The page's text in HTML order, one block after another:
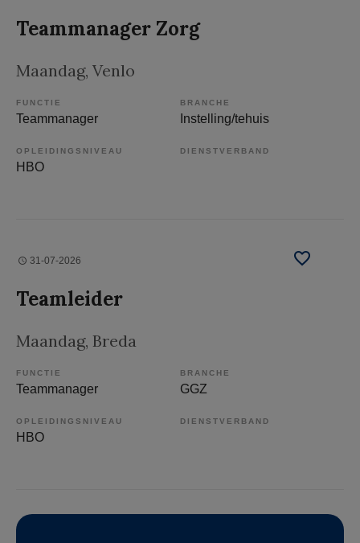
Teammanager Zorg
Maandag, Venlo
FUNCTIE
Teammanager
BRANCHE
Instelling/tehuis
OPLEIDINGSNIVEAU
HBO
DIENSTVERBAND
31-07-2026
Teamleider
Maandag, Breda
FUNCTIE
Teammanager
BRANCHE
GGZ
OPLEIDINGSNIVEAU
HBO
DIENSTVERBAND